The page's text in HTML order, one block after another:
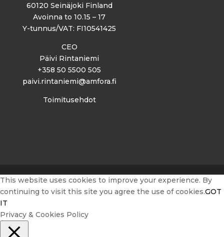
60120 Seinäjoki Finland
Avoinna to 10.15 – 17
Y-tunnus/VAT: FI10541425
CEO
Päivi Rintaniemi
+358 50 5500 505
paivi.rintaniemi@amfora.fi
Toimitusehdot
This website uses cookies to improve your experience. By
continuing to visit this site you agree the use of cookies.GOT
IT
Privacy & Cookies Policy